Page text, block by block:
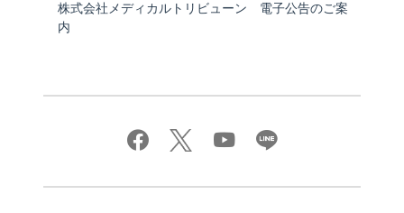
株式会社メディカルトリビューン 電子公告のご案
内